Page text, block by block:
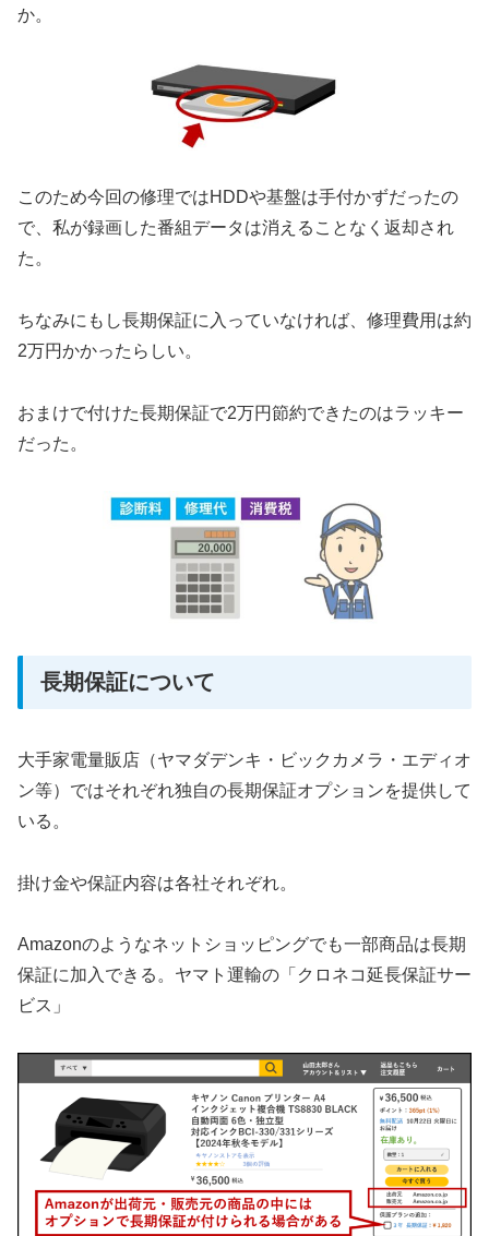
か。
このため今回の修理ではHDDや基盤は手付かずだったの
で、私が録画した番組データは消えることなく返却され
た。
ちなみにもし長期保証に入っていなければ、修理費用は約
2万円かかったらしい。
おまけで付けた長期保証で2万円節約できたのはラッキー
だった。
長期保証について
大手家電量販店（ヤマダデンキ・ビックカメラ・エディオ
ン等）ではそれぞれ独自の長期保証オプションを提供して
いる。
掛け金や保証内容は各社それぞれ。
Amazonのようなネットショッピングでも一部商品は長期
保証に加入できる。ヤマト運輸の「クロネコ延長保証サー
ビス」